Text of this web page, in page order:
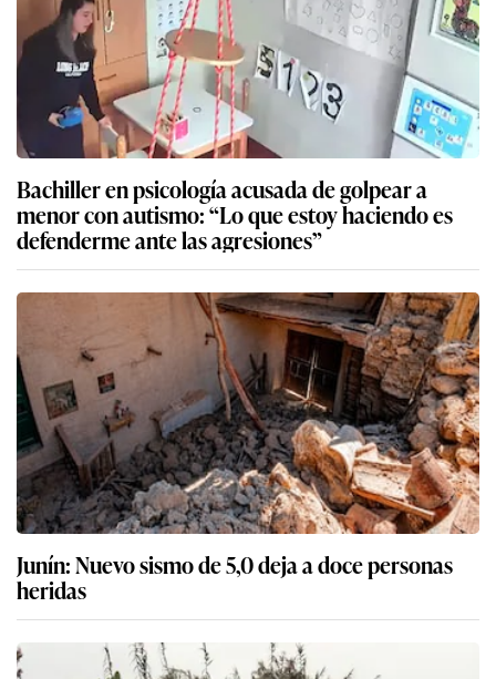
Bachiller en psicología acusada de golpear a
menor con autismo: “Lo que estoy haciendo es
defenderme ante las agresiones”
Junín: Nuevo sismo de 5,0 deja a doce personas
heridas